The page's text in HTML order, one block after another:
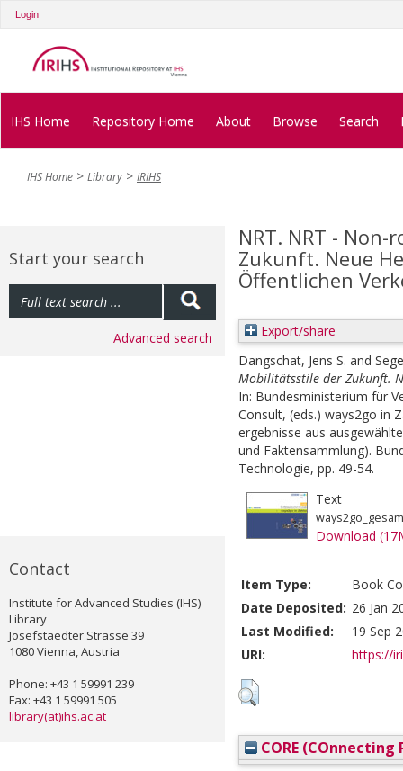
Login
IHS Home Repository Home About Browse Search
IHS Home Library IRIHS
Start your search
Advanced search
Contact
Institute for Advanced Studies (IHS)
Library
Josefstaedter Strasse 39
1080 Vienna, Austria
Phone: +43 1 59991 239
Fax: +43 1 59991 505
library(at)ihs.ac.at
NRT. NRT -
Zukunft. Neue
Öffentlichen
Export/share
Dangschat, Jens S. and
Mobilitätsstile der Zukunft.
In: Bundesministerium für
Consult, (eds.) ways2go in
ergebnisse aus
und Faktensammlung).
Technologie, pp. 49-54.
Text
Download
Item Type:
Book
Date Deposited: 26 Jan
Last Modified:
19 Sep
URI:
https://
CORE (COnnecting